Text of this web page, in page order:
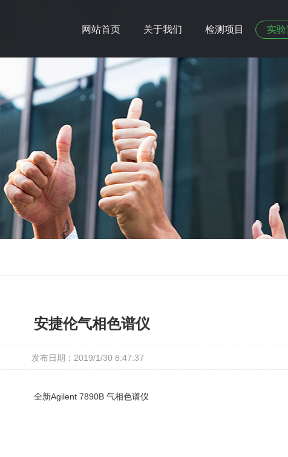
网站首页 关于我们 检测项目 实
安捷伦气相色谱仪
发布日期：2019/1/30 8:47:37
全新Agilent 7890B 气相色谱仪